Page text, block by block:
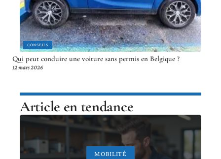
CONSEILS
Qui peut conduire une voiture sans permis en Belgique ?
12 mars 2026
Article en tendance
MOBILITÉ